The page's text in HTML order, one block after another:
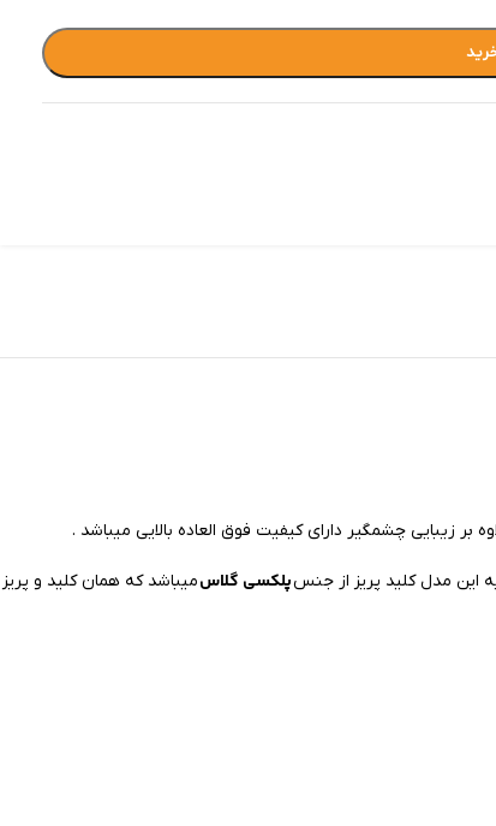
زیبایی چشمگیر دارای کیفیت فوق العاده بالایی میباشد .
این مدل کلید پریز از جنسپلکسی گلاسمیباشد که همان کلید و پریز